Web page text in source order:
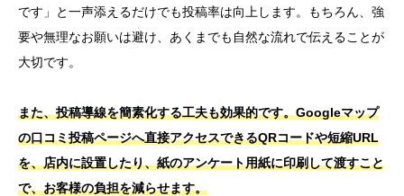
です」と一声添えるだけでも投稿率は向上します。もちろん、強
要や無理なお願いは避け、あくまでも自然な流れで伝えることが
大切です。
また、投稿導線を簡素化する工夫も効果的です。Googleマップ
の口コミ投稿ページへ直接アクセスできるQRコードや短縮URL
を、店内に設置したり、紙のアンケート用紙に印刷して渡すこと
で、お客様の負担を減らせます。